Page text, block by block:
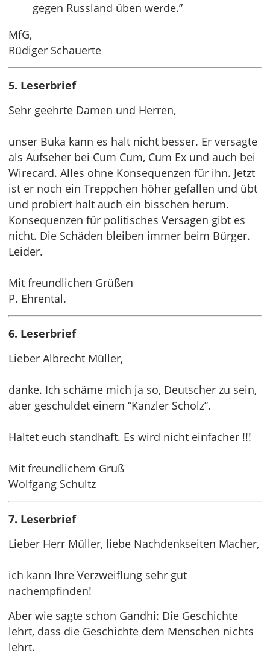
gegen Russland üben werde.”
MfG,
Rüdiger Schauerte
5. Leserbrief
Sehr geehrte Damen und Herren,
unser Buka kann es halt nicht besser. Er versagte
als Aufseher bei Cum Cum, Cum Ex und auch bei
Wirecard. Alles ohne Konsequenzen für ihn. Jetzt
ist er noch ein Treppchen höher gefallen und übt
und probiert halt auch ein bisschen herum.
Konsequenzen für politisches Versagen gibt es
nicht. Die Schäden bleiben immer beim Bürger.
Leider.
Mit freundlichen Grüßen
P. Ehrental.
6. Leserbrief
Lieber Albrecht Müller,
danke. Ich schäme mich ja so, Deutscher zu sein,
aber geschuldet einem “Kanzler Scholz”.
Haltet euch standhaft. Es wird nicht einfacher !!!
Mit freundlichem Gruß
Wolfgang Schultz
7. Leserbrief
Lieber Herr Müller, liebe Nachdenkseiten Macher,
ich kann Ihre Verzweiflung sehr gut
nachempfinden!
Aber wie sagte schon Gandhi: Die Geschichte
lehrt, dass die Geschichte dem Menschen nichts
lehrt.